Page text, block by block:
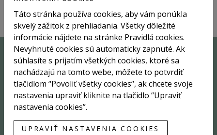
Sme tu pre vás
Táto stránka používa cookies, aby vám ponúkla
skvelý zážitok z prehliadania. Všetky dôležité
informácie nájdete na stránke Pravidlá cookies.
Nevyhnuté cookies sú automaticky zapnuté. Ak
súhlasíte s prijatím všetkých cookies, ktoré sa
nachádzajú na tomto webe, môžete to potvrdiť
tlačidlom “Povoliť všetky cookies“, ak chcete svoje
nastavenia upraviť kliknite na tlačidlo “Upraviť
nastavenia cookies”.
UPRAVIŤ NASTAVENIA COOKIES